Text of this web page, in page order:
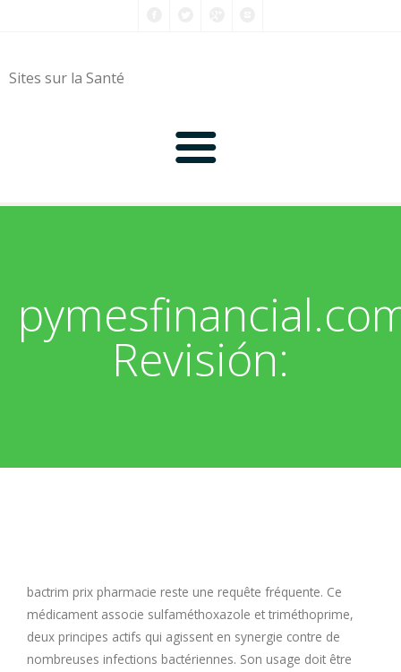
Sites sur la Santé
0-9
C
H
I
Revisión:
bactrim prix pharmacie reste une requête fréquente. Ce
médicament associe sulfaméthoxazole et triméthoprime,
deux principes actifs qui agissent en synergie contre de
nombreuses infections bactériennes. Son usage doit être